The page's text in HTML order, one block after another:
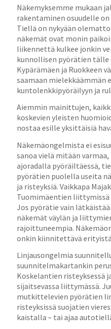
Näkemyksemme mukaan
rakentaminen osuudelle
Tiellä on nykyään
näkemät ovat monin
liikennettä kulkee jonkin
kunnollisen pyörätien tälle
Kypärämäen ja Ruokkeen
saamaan
kuntolenkkipyöräilyyn ja
Aiemmin mainittujen,
koskevien yleisten
nostaa esille yksittäisiä
Näkemäongelmista ei
sanoa vielä mitään
ajoradalla pyöräiltäessä,
pyörätien puolella useita
ja risteyksiä. Vaikkapa
Tuomimäentien
Jos pyörätie vain
näkemät väylän ja
rajoittuneempia.
onkin kiinnitettävä
Linjausongelmia
suunnitelmakartankin
Koskelantien risteyksessä
sijaitsevassa liittymässä.
mutkittelevien pyörätien
risteyksissä suojatien
kaistalla – tai ajaa